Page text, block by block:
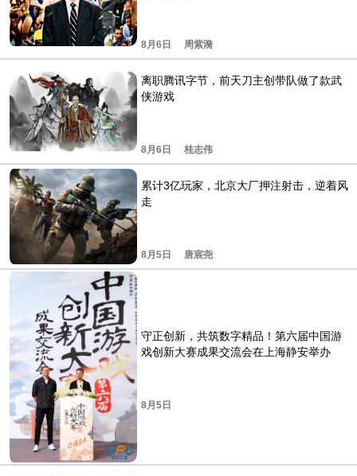
8月6日 周紫漪
离职腾讯字节，前天刀主创带队做了款武
侠游戏
8月6日 桂志伟
累计3亿玩家，北京大厂押注射击，逆着风
走
8月5日 唐宸尧
守正创新，共筑数字精品！第六届中国游
戏创新大赛成果交流会在上海静安举办
8月5日